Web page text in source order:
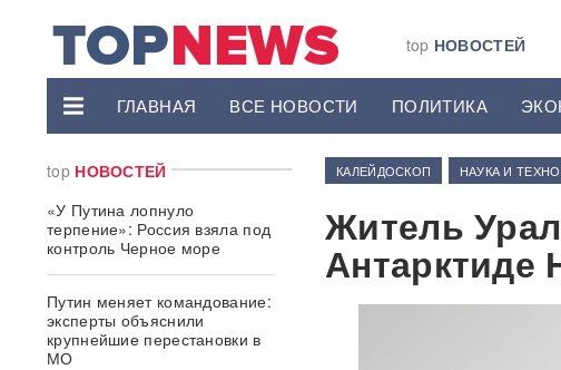
top НОВОСТЕЙ
ГЛАВНАЯ ВСЕ НОВОСТИ ПОЛИТИКА
top НОВОСТЕЙ
«У Путина лопнуло
терпение»: Россия взяла под
контроль Черное море
Путин меняет командование:
эксперты объяснили
крупнейшие перестановки в
МО
КАЛЕЙДОСКОП НАУКА И
Житель